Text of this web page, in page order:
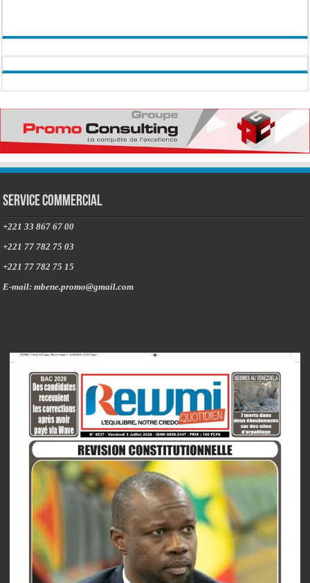
Service commercial
+221 33 867 67 00
+221 77 782 75 03
+221 77 782 75 15
E-mail: mbene.promo@gmail.com